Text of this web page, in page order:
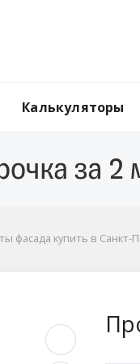
Калькуляторы
фасада купить в Санкт-